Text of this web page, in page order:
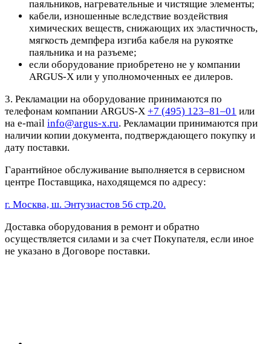
паяльников, нагревательные и чистящие элементы;
кабели, изношенные вследствие воздействия
химических веществ, снижающих их эластичность,
мягкость демпфера изгиба кабеля на рукоятке
паяльника и на разъеме;
если оборудование приобретено не у компании
ARGUS-X или у уполномоченных ее дилеров.
3. Рекламации на оборудование принимаются по
телефонам компании ARGUS-X +7 (495) 123–81–01 или
на e-mail info@argus-x.ru. Рекламации принимаются при
наличии копии документа, подтверждающего покупку и
дату поставки.
Гарантийное обслуживание выполняется в сервисном
центре Поставщика, находящемся по адресу:
г. Москва, ш. Энтузиастов 56 стр.20.
Доставка оборудования в ремонт и обратно
осуществляется силами и за счет Покупателя, если иное
не указано в Договоре поставки.